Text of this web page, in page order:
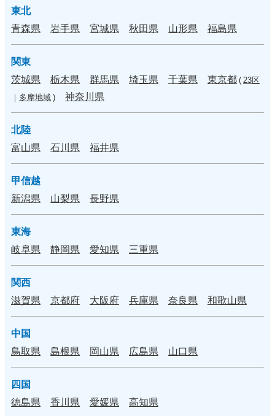
東北
青森県
岩手県 宮城県 秋田県 山形県 福島県
関東
茨城県
栃木県 群馬県 埼玉県 千葉県 東京都 ( 23区
｜ 多摩地域 ) 神奈川県
北陸
富山県
石川県 福井県
甲信越
新潟県
山梨県 長野県
東海
岐阜県
静岡県 愛知県 三重県
関西
滋賀県
京都府 大阪府 兵庫県 奈良県 和歌山県
中国
鳥取県
島根県 岡山県 広島県 山口県
四国
徳島県
香川県 愛媛県 高知県